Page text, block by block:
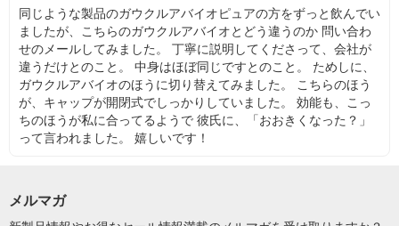
同じような製品のガウクルアバイオピュアの方をずっと飲んでい
ましたが、こちらのガウクルアバイオとどう違うのか 問い合わ
せのメールしてみました。 丁寧に説明してくださって、会社が
違うだけとのこと。 中身はほぼ同じですとのこと。 ためしに、
ガウクルアバイオのほうに切り替えてみました。 こちらのほう
が、キャップが開閉式でしっかりしていました。 効能も、こっ
ちのほうが私に合ってるようで 彼氏に、「おおきくなった？」
って言われました。 嬉しいです！
メルマガ